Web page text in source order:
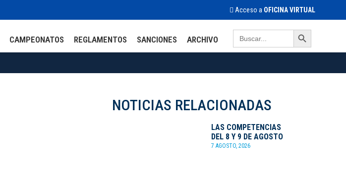
Acceso a OFICINA VIRTUAL
CAMPEONATOS REGLAMENTOS SANCIONES ARCHIVO
Search
for:
Search Button
NOTICIAS RELACIONADAS
LAS COMPETENCIAS
DEL 8 Y 9 DE AGOSTO
7 AGOSTO, 2026